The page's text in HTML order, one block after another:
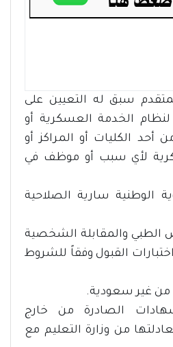
سبق له التعيين على
الخدمة العسكرية أو
أحد الكليات أو المراكز أو
لأي سبب أو موظف في
الوطنية سارية الصلاحية
الطبي والمقابلة الشخصية
القبول وفقاً للشروط
من غير سعودية.
الصادرة من خارج
من وزارة التعليم مع